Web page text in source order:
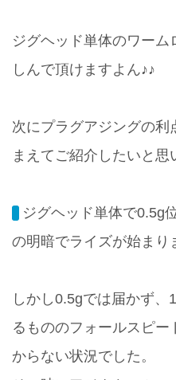
ジグヘッド単体のワー
しんで頂けますよん♪♪
次にプラグアジングの利
まえてご紹介したいと思
ジグヘッド単体で0.5g
の明暗でライズが始まり
しかし0.5gでは届かず
るもののフォールスピ
からない状況でした。